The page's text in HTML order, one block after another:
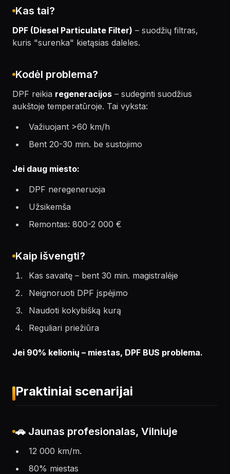
Kas tai?
DPF (Diesel Particulate Filter) – suodžių filtras,
kuris "surenka" kietąsias daleles.
Kodėl problema?
DPF reikia regeneracijos – sudeginti suodžius
aukštoje temperatūroje. Tai vyksta:
Važiuojant >60 km/h
Bent 20-30 min. be sustojimo
Jei daug miesto:
DPF neregeneruoja
Užsikemša
Remontas: 800-2 000 €
Kaip išvengti?
Kas savaitę – bent 30 min. magistralėje
Neignoruoti DPF įspėjimo
Naudoti kokybišką kurą
Reguliari priežiūra
Jei 90% kelionių – miestas, DPF BUS problema.
Praktiniai scenarijai
🚗 Jaunas profesionalas, Vilniuje
12 000 km/m.
80% miestas